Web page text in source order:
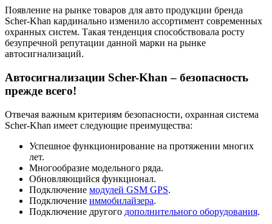
Появление на рынке товаров для авто продукции бренда
Scher-Khan кардинально изменило ассортимент современных
охранных систем. Такая тенденция способствовала росту
безупречной репутации данной марки на рынке
автосигнализаций.
Автосигнализации Scher-Khan – безопасность
прежде всего!
Отвечая важным критериям безопасности, охранная система
Scher-Khan имеет следующие преимущества:
Успешное функционирование на протяжении многих
лет.
Многообразие модельного ряда.
Обновляющийся функционал.
Подключение модулей GSM GPS.
Подключение иммобилайзера.
Подключение другого дополнительного оборудования.